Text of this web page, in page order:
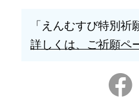
「えんむすび特別祈
詳しくは、ご祈願ペ